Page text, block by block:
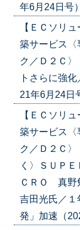
年6月24日号
【ＥＣソリ
築サービス〈
ク／Ｄ２Ｃ
トさらに強
21年6月24日
【ＥＣソリ
築サービス〈
ク／Ｄ２Ｃ
く〉ＳＵＰ
ＣＲＯ 真野
吉田光氏／１
発」加速（